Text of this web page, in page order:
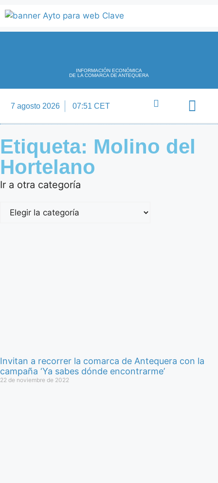
INFORMACIÓN ECONÓMICA
DE LA COMARCA DE ANTEQUERA
7 agosto 2026 07:51 CET
Etiqueta: Molino del
Hortelano
Ir a otra categoría
Invitan a recorrer la comarca de Antequera con la
campaña ‘Ya sabes dónde encontrarme’
22 de noviembre de 2022